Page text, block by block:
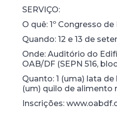
SERVIÇO:
O quê: 1º Congresso
Quando: 12 e 13 de
Onde: Auditório do
OAB/DF (SEPN 516,
Quanto: 1 (uma) lata de
(um) quilo de alimento
Inscrições: